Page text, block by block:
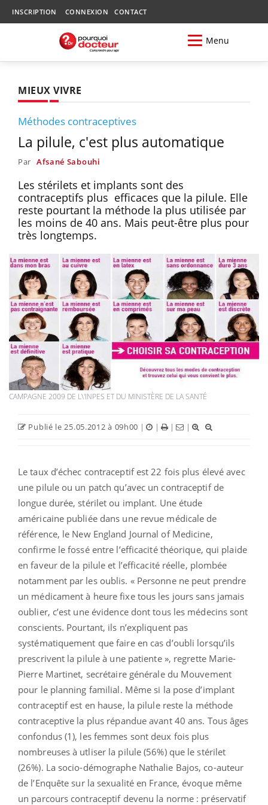
INSCRIPTION CONNEXION CONTACT
Menu
MIEUX VIVRE
Méthodes contraceptives
La pilule, c'est plus automatique
Par Afsané Sabouhi
Les stérilets et implants sont des
contraceptifs plus efficaces que la pilule. Elle
reste pourtant la méthode la plus utilisée par
les moins de 40 ans. Mais peut-être plus pour
très longtemps.
CAMPAGNE 2009 DE L\'INPES ET DU MINISTÈRE DE LA SANTÉ
Publié le 25.05.2012 à 09h00 | | | |
Le taux d’échec contraceptif est 22 fois plus élevé avec
une pilule ou un patch qu’avec un contraceptif de
longue durée, stérilet ou implant. Une étude
américaine publiée dans une revue médicale de
référence, le New England Journal of Medicine,
confirme le fossé entre l’efficacité théorique, qui plaide
en faveur de la pilule et l’efficacité réelle, plombée
notamment par les oublis. « Personne ne peut prendre
un médicament à heure fixe tous les jours sans jamais
oublier, c’est une évidence dont tous les médecins sont
conscients. Pourtant, ils n’expliquent pas
systématiquement que faire en cas d’oubli lorsqu’ils
prescrivent la pilule à une patiente », regrette Marie-
Pierre Martinet, secrétaire générale du Mouvement
pour le planning familial. Même si la pose d’implant
contraceptif est en hause, la pilule reste la méthode
contraceptive la plus répandue avant 40 ans. Tous âges
confondus (1), les femmes sont deux fois plus
nombreuses à utliser la pilule (56%) que le stérilet
(26%). La socio-démographe Nathalie Bajos, co-auteur
de l’Enquête sur la sexualité en France, évoque même
un parcours contraceptif devenu la norme : préservatif